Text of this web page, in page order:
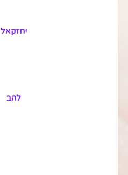
יחזקאל
להב